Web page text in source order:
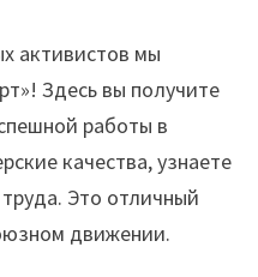
активистов мы
Здесь вы получите
работы в
качества, узнаете
Это отличный
движении.